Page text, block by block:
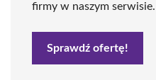
firmy w naszym serwisie.
Sprawdź ofertę!